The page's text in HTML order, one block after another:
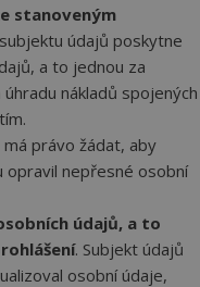
stanoveným
údajů poskytne
a to jednou za
nákladů spojených
má právo žádat, aby
opravil nepřesné osobní
údajů, a to
. Subjekt údajů
osobní údaje,
Inc.
29 minut
56 sekund
bylo